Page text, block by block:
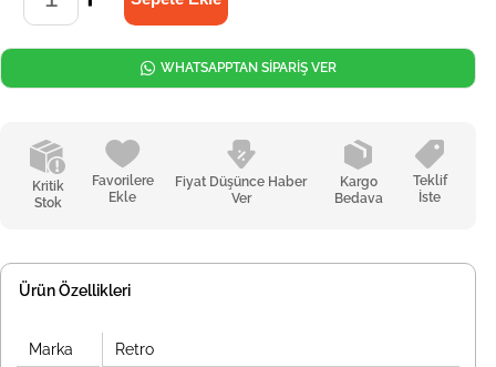
Kritik
Stok
Favorilere
Ekle
Fiyat Düşünce Haber
Ver
Kargo
Bedava
Teklif
İste
WHATSAPPTAN SİPARİŞ VER
Ürün Özellikleri
Marka Retro